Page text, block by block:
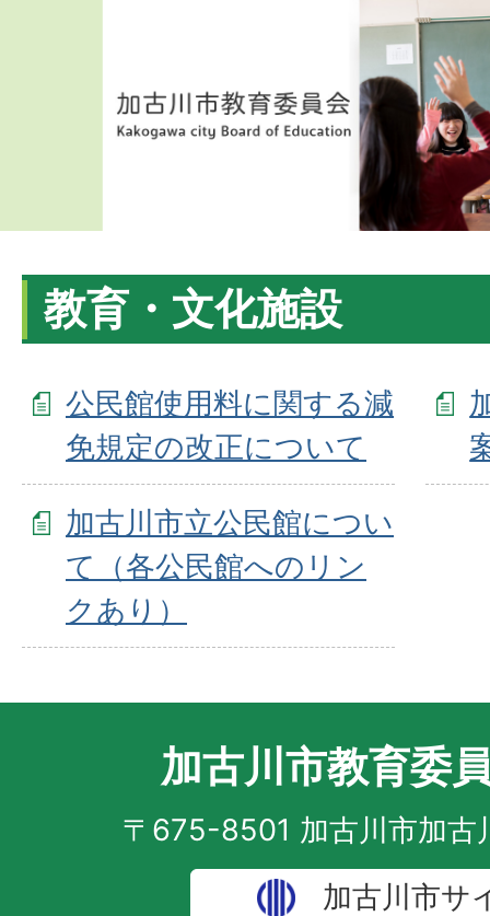
教育・文化施設
公民館使用料に関する減
免規定の改正について
加古川市立公民館につい
て（各公民館へのリン
クあり）
加古川市教育委
〒675-8501 加古川市加古
加古川市サ